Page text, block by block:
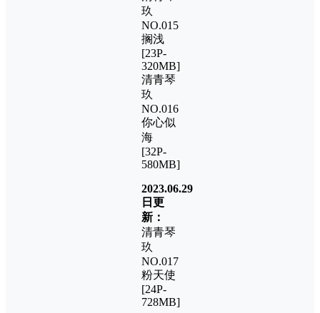
玖
NO.015
搁浅
[23P-
320MB]
清青琴
玖
NO.016
你心似
海
[32P-
580MB]
2023.06.29
日更
新：
清青琴
玖
NO.017
粉天使
[24P-
728MB]